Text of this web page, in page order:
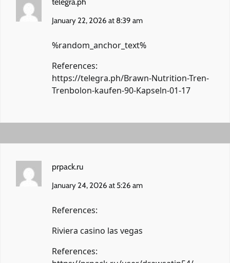
January 22, 2026 at 8:39 am
%random_anchor_text%
References:
https://telegra.ph/Brawn-Nutrition-Tren-
Trenbolon-kaufen-90-Kapseln-01-17
prpack.ru
January 24, 2026 at 5:26 am
References:
Riviera casino las vegas
References: